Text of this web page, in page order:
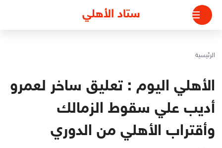
التجاوز
المحتوى
ستاد الأهلي
الرئيسية
الأهلي اليوم : تعليق ساخر لعمرو
أديب علي سقوط الزمالك
وأقتراب الأهلي من الدوري